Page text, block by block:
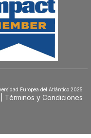
Europea del Atlántico 2025
Términos y Condiciones